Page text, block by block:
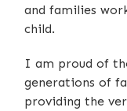
and families
child.
I am proud of
generations of
providing the